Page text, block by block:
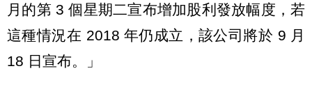
月的第 3 個星期二宣布增加股利發放幅度，若
這種情況在 2018 年仍成立，該公司將於 9 月
18 日宣布。」